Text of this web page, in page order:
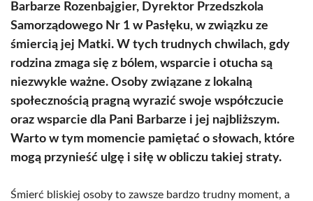
Barbarze Rozenbajgier, Dyrektor Przedszkola
Samorządowego Nr 1 w Pasłęku, w związku ze
śmiercią jej Matki. W tych trudnych chwilach, gdy
rodzina zmaga się z bólem, wsparcie i otucha są
niezwykle ważne. Osoby związane z lokalną
społecznością pragną wyrazić swoje współczucie
oraz wsparcie dla Pani Barbarze i jej najbliższym.
Warto w tym momencie pamiętać o słowach, które
mogą przynieść ulgę i siłę w obliczu takiej straty.
Śmierć bliskiej osoby to zawsze bardzo trudny moment, a